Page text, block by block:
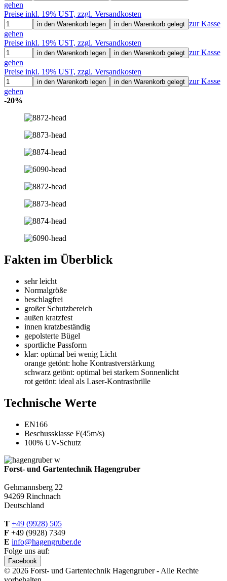
gehen
Preise inkl. 19% UST, zzgl. Versandkosten
in den Warenkorb legen in den Warenkorb gelegt zur Kasse
gehen
Preise inkl. 19% UST, zzgl. Versandkosten
in den Warenkorb legen in den Warenkorb gelegt zur Kasse
gehen
Preise inkl. 19% UST, zzgl. Versandkosten
in den Warenkorb legen in den Warenkorb gelegt zur Kasse
gehen
-20%
Fakten im Überblick
sehr leicht
Normalgröße
beschlagfrei
großer Schutzbereich
außen kratzfest
innen kratzbeständig
gepolsterte Bügel
sportliche Passform
klar: optimal bei wenig Licht
orange getönt: hohe Kontrastverstärkung
schwarz getönt: optimal bei starkem Sonnenlicht
rot getönt: ideal als Laser-Kontrastbrille
Technische Werte
EN166
Beschussklasse F(45m/s)
100% UV-Schutz
Forst- und Gartentechnik Hagengruber
Gehmannsberg 22
94269 Rinchnach
Deutschland
T +49 (9928) 505
F +49 (9928) 7349
E info@hagengruber.de
Folge uns auf:
Facebook
© 2026 Forst- und Gartentechnik Hagengruber - Alle Rechte